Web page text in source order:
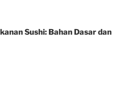
Sushi: Bahan Dasar dan